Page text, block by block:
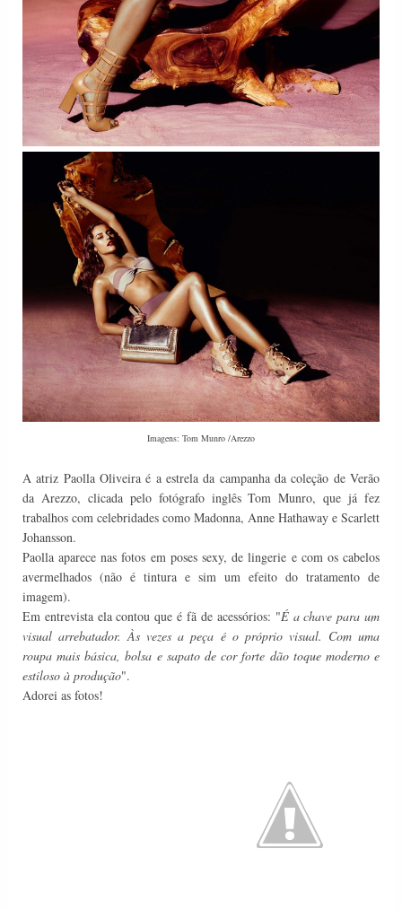
Imagens: Tom Munro /Arezzo
A atriz Paolla Oliveira é a estrela da campanha da coleção de Verão
da Arezzo, clicada pelo fotógrafo inglês Tom Munro, que já fez
trabalhos com celebridades como Madonna, Anne Hathaway e Scarlett
Johansson.
Paolla aparece nas fotos em poses sexy, de lingerie e com os cabelos
avermelhados (não é tintura e sim um efeito do tratamento de
imagem).
Em entrevista ela contou que é fã de acessórios: "É a chave para um
visual arrebatador. Às vezes a peça é o próprio visual. Com uma
roupa mais básica, bolsa e sapato de cor forte dão toque moderno e
estiloso à produção".
Adorei as fotos!